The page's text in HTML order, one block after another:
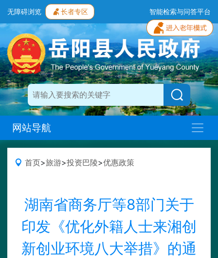
无障碍浏览 长者专区 智能检索与问答平台
网站导航
首页>旅游>投资巴陵>优惠政策
湖南省商务厅等8部门关于
印发《优化外籍人士来湘创
新创业环境八大举措》的通